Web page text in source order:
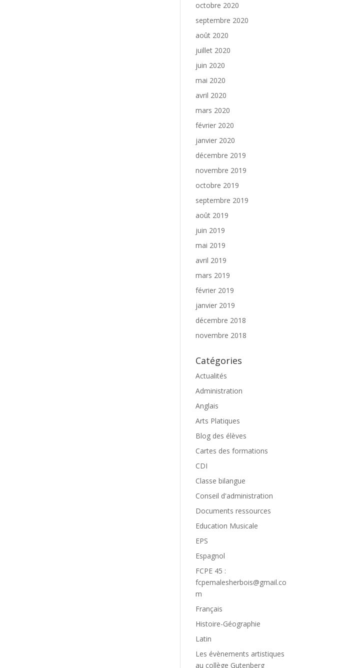
octobre 2020
septembre 2020
août 2020
juillet 2020
juin 2020
mai 2020
avril 2020
mars 2020
février 2020
janvier 2020
décembre 2019
novembre 2019
octobre 2019
septembre 2019
août 2019
juin 2019
mai 2019
avril 2019
mars 2019
février 2019
janvier 2019
décembre 2018
novembre 2018
Catégories
Actualités
Administration
Anglais
Arts Platiques
Blog des élèves
Cartes des formations
CDI
Classe bilangue
Conseil d'administration
Documents ressources
Education Musicale
EPS
Espagnol
FCPE 45 :
fcpemalesherbois@gmail.co
m
Français
Histoire-Géographie
Latin
Les évènements artistiques
au collège Gutenberg